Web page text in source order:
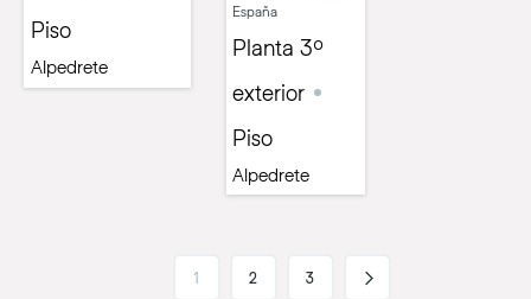
Piso
Alpedrete
España
Planta 3º
exterior
Piso
Alpedrete
1 2 3